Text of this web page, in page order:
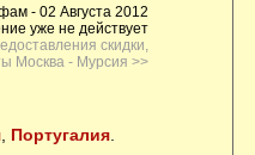
- 02 Августа 2012
уже не действует
скидки,
Москва - Мурсия >>
, Португалия.